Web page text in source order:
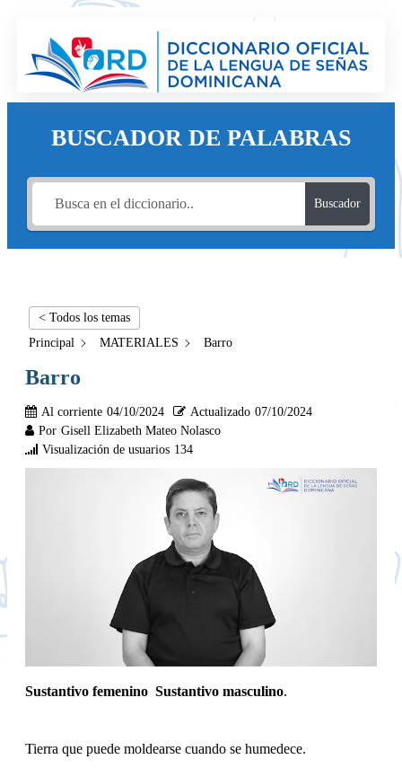
BUSCADOR DE PALABRAS
Buscador
< Todos los temas
Principal
MATERIALES Barro
Barro
Al corriente 04/10/2024 Actualizado 07/10/2024
Por Gisell Elizabeth Mateo Nolasco
Visualización de usuarios 134
Sustantivo femenino Sustantivo masculino.
Tierra que puede moldearse cuando se humedece.